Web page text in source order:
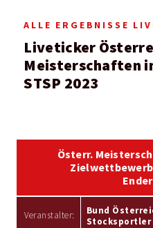
ALLE ERGEBNISSE
Liveticker
Meisterschaften
STSP 2023
Österr.
Veranstalter:
Bund
Stocksportler